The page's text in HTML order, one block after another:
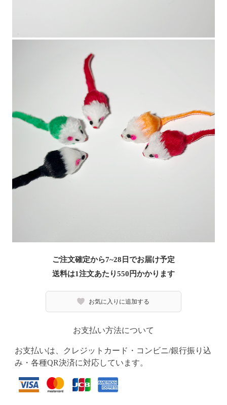
ご注文確定から7~28日でお届け予定
送料は1注文あたり550 円かかります
お気に入りに追加する
お支払い方法について
お支払いは、クレジットカード・コンビニ/銀行振り込
み・各種QR決済に対応しています。